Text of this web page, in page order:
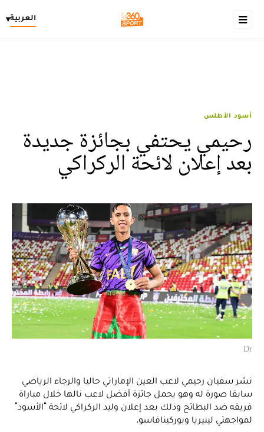
العربية▾
أسود الأطلس
رحيمي يحتفي بجائزة جديدة
بعد إعلان لائحة الركراكي
Dr
نشر سفيان رحيمي لاعب العين الإماراتي حاليا والرجاء الرياضي
سابقا صورة له وهو يحمل جائزة أفضل لاعب نالها خلال مباراة
فريقه ضد البطائح وذلك بعد إعلان وليد الركراكي لائحة "الأسود"
لمواجهتي ليبيريا وبوركينافاسو.